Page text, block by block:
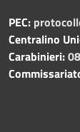
PEC:
Centralino
Carabinieri: